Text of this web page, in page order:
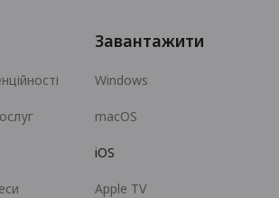
Завантажити
Windows
macOS
iOS
Apple TV